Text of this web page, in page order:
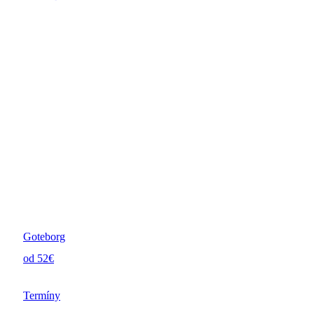
Goteborg
od 52€
Termíny